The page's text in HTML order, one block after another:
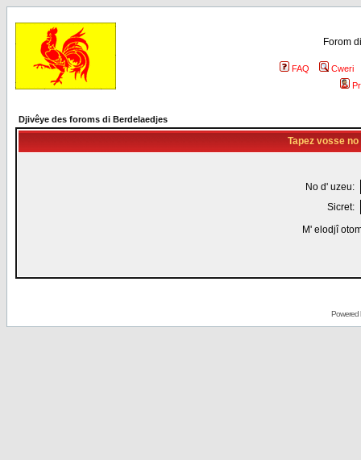
Forom
FAQ
Cweri
Djivêye des foroms di Berdelaedjes
Tapez vosse
No d' uzeu:
Sicret:
M' elodjî
Powered